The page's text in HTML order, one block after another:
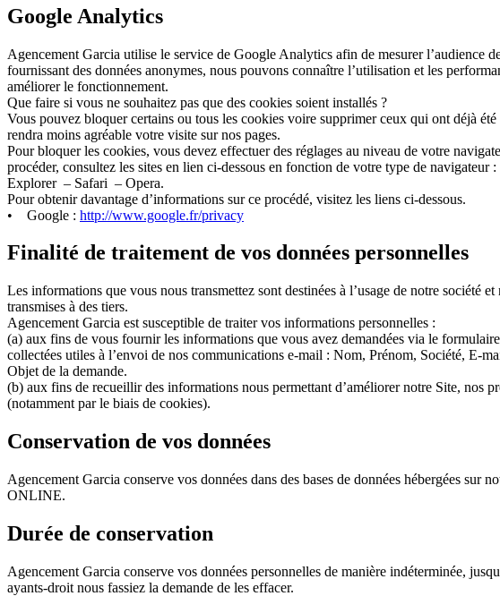
Google Analytics
Agencement Garcia utilise le service de Google Analytics afin de mesurer l’audience
fournissant des données anonymes, nous pouvons connaître l’utilisation et les
améliorer le fonctionnement.
Que faire si vous ne souhaitez pas que des cookies soient installés ?
Vous pouvez bloquer certains ou tous les cookies voire supprimer ceux qui ont déjà été
rendra moins agréable votre visite sur nos pages.
Pour bloquer les cookies, vous devez effectuer des réglages au niveau de votre
procéder, consultez les sites en lien ci-dessous en fonction de votre type de
Explorer – Safari – Opera.
Pour obtenir davantage d’informations sur ce procédé, visitez les liens ci-dessous.
• Google : http://www.google.fr/privacy
Finalité de traitement de vos données personnelles
Les informations que vous nous transmettez sont destinées à l’usage de notre société et
transmises à des tiers.
Agencement Garcia est susceptible de traiter vos informations personnelles :
(a) aux fins de vous fournir les informations que vous avez demandées via le
collectées utiles à l’envoi de nos communications e-mail : Nom, Prénom, Société, E-
Objet de la demande.
(b) aux fins de recueillir des informations nous permettant d’améliorer notre Site, nos
(notamment par le biais de cookies).
Conservation de vos données
Agencement Garcia conserve vos données dans des bases de données hébergées sur
ONLINE.
Durée de conservation
Agencement Garcia conserve vos données personnelles de manière indéterminée,
ayants-droit nous fassiez la demande de les effacer.